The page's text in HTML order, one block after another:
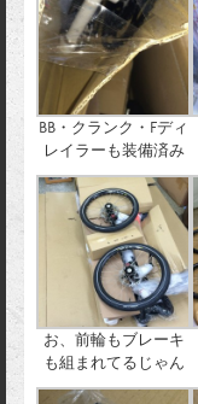
BB・クランク・Fディ
レイラーも装備済み
お、前輪もブレーキ
も組まれてるじゃん